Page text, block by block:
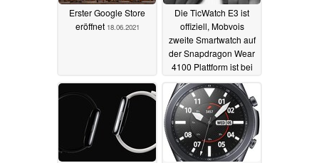
Erster Google Store
eröffnet 18.06.2021
Die TicWatch E3 ist
offiziell, Mobvois
zweite Smartwatch auf
der Snapdragon Wear
4100 Plattform ist bei
Amazon erhältlich
16.06.2021